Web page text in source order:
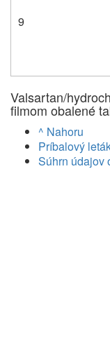
9
Valsartan/
filmom obalené
^ Nahoru
Príbalový
Súhrn údajov